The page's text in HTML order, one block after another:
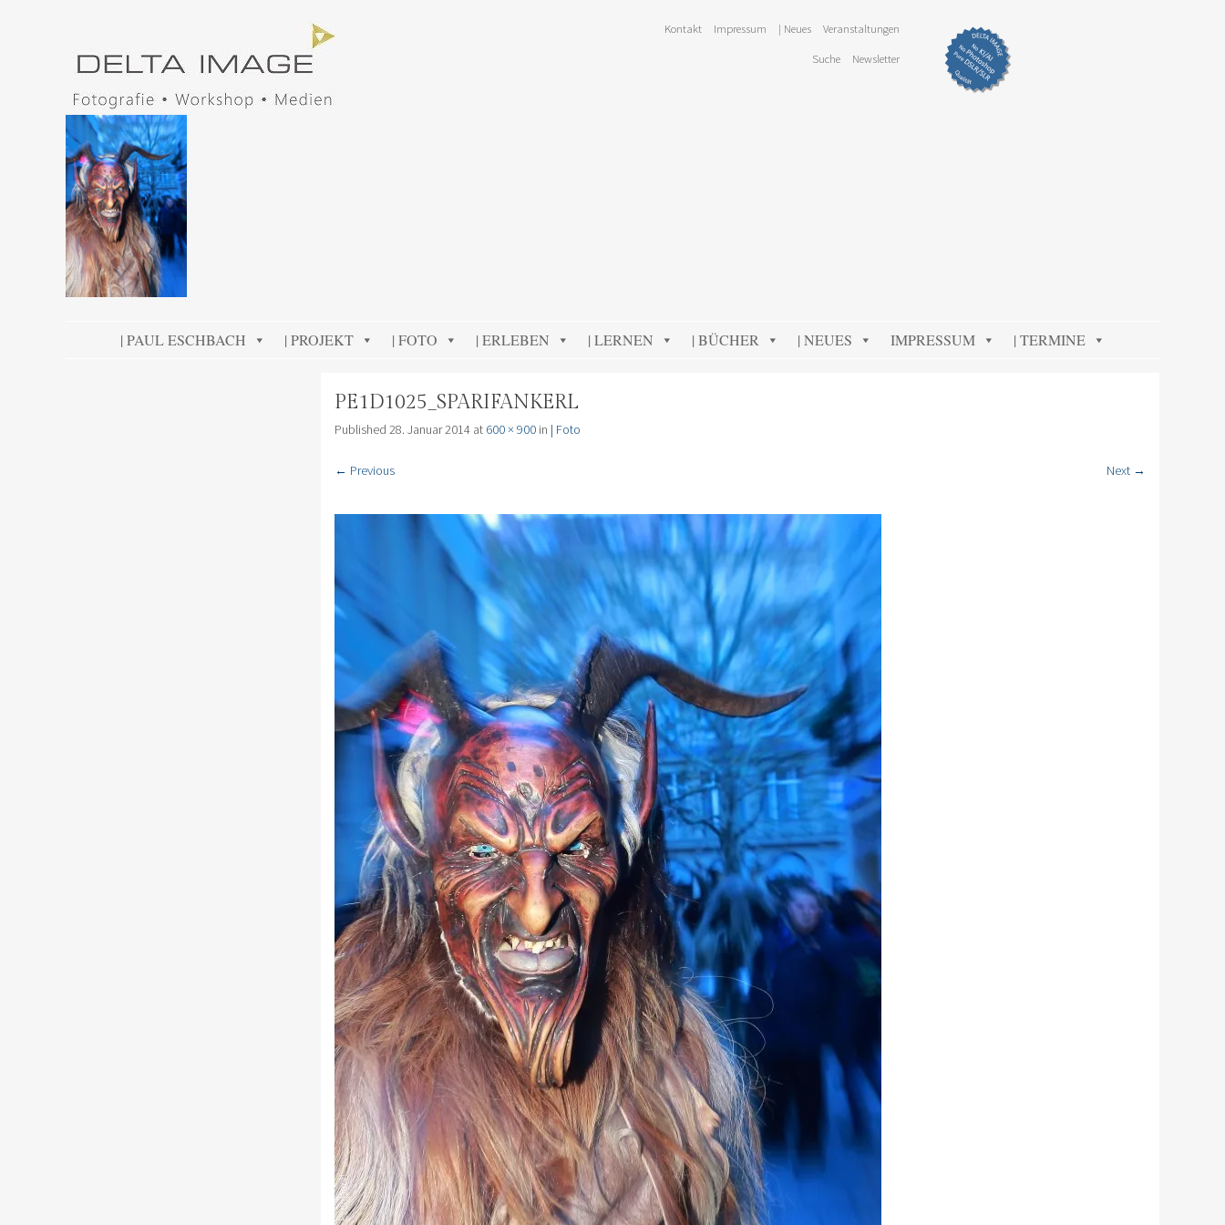
Kontakt Impressum | Neues Veranstaltungen
Suche Newsletter
SKIP TO CONTENT
| PAUL ESCHBACH | PROJEKT | FOTO | ERLEBEN | LERNEN | BÜCHER | NEUES IMPRESSUM | TERMINE
PE1D1025_SPARIFANKERL
Published 28. Januar 2014 at 600 × 900 in | Foto
← Previous Next →